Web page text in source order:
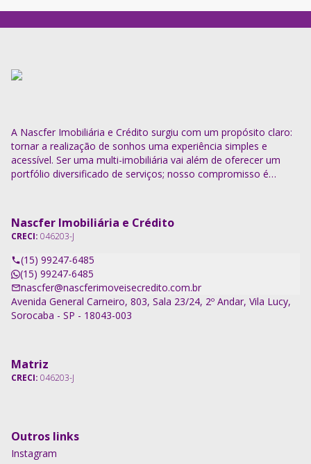
A Nascfer Imobiliária e Crédito surgiu com um propósito claro:
tornar a realização de sonhos uma experiência simples e
acessível. Ser uma multi-imobiliária vai além de oferecer um
portfólio diversificado de serviços; nosso compromisso é
Nascfer Imobiliária e Crédito
CRECI: 046203-J
(15) 99247-6485
(15) 99247-6485
nascfer@nascferimoveisecredito.com.br
Avenida General Carneiro, 803, Sala 23/24, 2º Andar, Vila Lucy,
Sorocaba - SP - 18043-003
Matriz
CRECI: 046203-J
Outros links
Instagram